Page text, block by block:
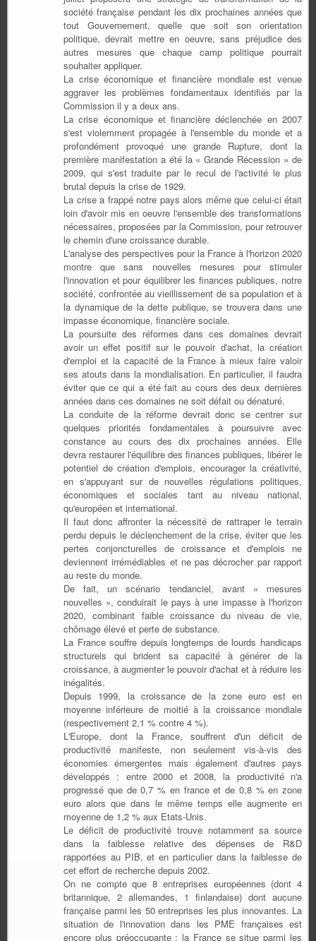
société française pendant les dix prochaines années que
tout Gouvernement, quelle que soit son orientation
politique, devrait mettre en oeuvre, sans préjudice des
autres mesures que chaque camp politique pourrait
souhaiter appliquer.
La crise économique et financière mondiale est venue
aggraver les problèmes fondamentaux identifiés par la
Commission il y a deux ans.
La crise économique et financière déclenchée en 2007
s'est violemment propagée à l'ensemble du monde et a
profondément provoqué une grande Rupture, dont la
première manifestation a été la « Grande Récession » de
2009, qui s'est traduite par le recul de l'activité le plus
brutal depuis la crise de 1929.
La crise a frappé notre pays alors même que celui-ci était
loin d'avoir mis en oeuvre l'ensemble des transformations
nécessaires, proposées par la Commission, pour retrouver
le chemin d'une croissance durable.
L'analyse des perspectives pour la France à l'horizon 2020
montre que sans nouvelles mesures pour stimuler
l'innovation et pour équilibrer les finances publiques, notre
société, confrontée au vieillissement de sa population et à
la dynamique de la dette publique, se trouvera dans une
impasse économique, financière sociale.
La poursuite des réformes dans ces domaines devrait
avoir un effet positif sur le pouvoir d'achat, la création
d'emploi et la capacité de la France à mieux faire valoir
ses atouts dans la mondialisation. En particulier, il faudra
éviter que ce qui a été fait au cours des deux dernières
années dans ces domaines ne soit défait ou dénaturé.
La conduite de la réforme devrait donc se centrer sur
quelques priorités fondamentales à poursuivre avec
constance au cours des dix prochaines années. Elle
devra restaurer l'équilibre des finances publiques, libérer le
potentiel de création d'emplois, encourager la créativité,
en s'appuyant sur de nouvelles régulations politiques,
économiques et sociales tant au niveau national,
qu'européen et international.
Il faut donc affronter la nécessité de rattraper le terrain
perdu depuis le déclenchement de la crise, éviter que les
pertes conjoncturelles de croissance et d'emplois ne
deviennent irrémédiables et ne pas décrocher par rapport
au reste du monde.
De fait, un scénario tendanciel, avant « mesures
nouvelles », conduirait le pays à une impasse à l'horizon
2020, combinant faible croissance du niveau de vie,
chômage élevé et perte de substance.
La France souffre depuis longtemps de lourds handicaps
structurels qui brident sa capacité à générer de la
croissance, à augmenter le pouvoir d'achat et à réduire les
inégalités.
Depuis 1999, la croissance de la zone euro est en
moyenne inférieure de moitié à la croissance mondiale
(respectivement 2,1 % contre 4 %).
L'Europe, dont la France, souffrent d'un déficit de
productivité manifeste, non seulement vis-à-vis des
économies émergentes mais également d'autres pays
développés : entre 2000 et 2008, la productivité n'a
progressé que de 0,7 % en france et de 0,8 % en zone
euro alors que dans le même temps elle augmente en
moyenne de 1,2 % aux Etats-Unis.
Le déficit de productivité trouve notamment sa source
dans la faiblesse relative des dépenses de R&D
rapportées au PIB, et en particulier dans la faiblesse de
cet effort de recherche depuis 2002.
On ne compte que 8 entreprises européennes (dont 4
britannique, 2 allemandes, 1 finlandaise) dont aucune
française parmi les 50 entreprises les plus innovantes. La
situation de l'innovation dans les PME françaises est
encore plus préoccupante : la France se situe parmi les